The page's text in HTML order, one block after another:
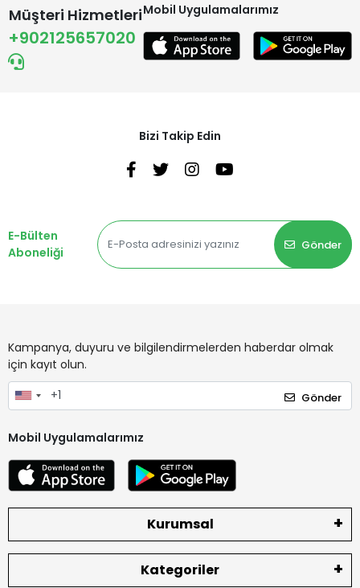
Müşteri Hizmetleri
+902125657020
Mobil Uygulamalarımız
Bizi Takip Edin
E-Bülten
Aboneliği
Gönder
Kampanya, duyuru ve bilgilendirmelerden haberdar olmak
için kayıt olun.
Gönder
Mobil Uygulamalarımız
Kurumsal
Kategoriler